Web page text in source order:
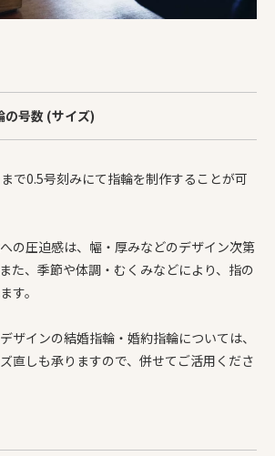
号数 (サイズ)
で0.5号刻みにて指輪を制作することが可
の圧迫感は、幅・厚みなどのデザイン次第
た、季節や体調・むくみなどにより、指の
す。
ザインの結婚指輪・婚約指輪については、
直しも承りますので、併せてご活用くださ